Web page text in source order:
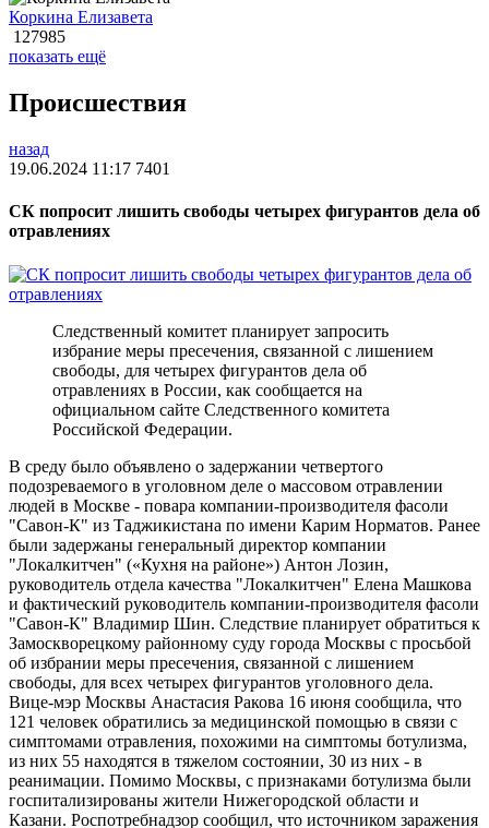
Коркина Елизавета
127985
показать ещё
Происшествия
назад
19.06.2024 11:17 7401
СК попросит лишить свободы четырех фигурантов дела об
отравлениях
Следственный комитет планирует запросить
избрание меры пресечения, связанной с лишением
свободы, для четырех фигурантов дела об
отравлениях в России, как сообщается на
официальном сайте Следственного комитета
Российской Федерации.
В среду было объявлено о задержании четвертого
подозреваемого в уголовном деле о массовом отравлении
людей в Москве - повара компании-производителя фасоли
"Савон-К" из Таджикистана по имени Карим Норматов. Ранее
были задержаны генеральный директор компании
"Локалкитчен" («Кухня на районе») Антон Лозин,
руководитель отдела качества "Локалкитчен" Елена Машкова
и фактический руководитель компании-производителя фасоли
"Савон-К" Владимир Шин. Следствие планирует обратиться к
Замоскворецкому районному суду города Москвы с просьбой
об избрании меры пресечения, связанной с лишением
свободы, для всех четырех фигурантов уголовного дела.
Вице-мэр Москвы Анастасия Ракова 16 июня сообщила, что
121 человек обратились за медицинской помощью в связи с
симптомами отравления, похожими на симптомы ботулизма,
из них 55 находятся в тяжелом состоянии, 30 из них - в
реанимации. Помимо Москвы, с признаками ботулизма были
госпитализированы жители Нижегородской области и
Казани. Роспотребнадзор сообщил, что источником заражения